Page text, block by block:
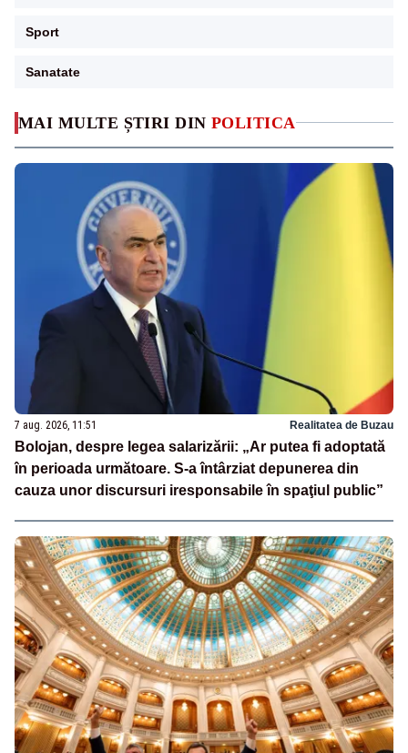
MAI MULTE ȘTIRI DIN POLITICA
7 aug. 2026, 11:51 Realitatea de Buzau
Bolojan, despre legea salarizării: „Ar putea fi adoptată
în perioada următoare. S-a întârziat depunerea din
cauza unor discursuri iresponsabile în spaţiul public”
Sport
Sanatate